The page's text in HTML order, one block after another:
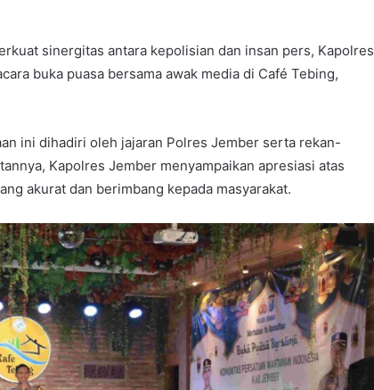
sinergitas antara kepolisian dan insan pers, Kapolres
buka puasa bersama awak media di Café Tebing,
ini dihadiri oleh jajaran Polres Jember serta rekan-
Kapolres Jember menyampaikan apresiasi atas
akurat dan berimbang kepada masyarakat.